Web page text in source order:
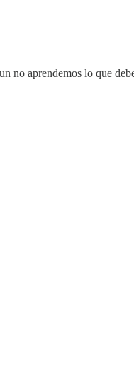
no aprendemos lo que